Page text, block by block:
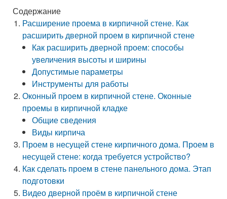
Содержание
Расширение проема в кирпичной стене. Как
расширить дверной проем в кирпичной стене
Как расширить дверной проем: способы
увеличения высоты и ширины
Допустимые параметры
Инструменты для работы
Оконный проем в кирпичной стене. Оконные
проемы в кирпичной кладке
Общие сведения
Виды кирпича
Проем в несущей стене кирпичного дома. Проем в
несущей стене: когда требуется устройство?
Как сделать проем в стене панельного дома. Этап
подготовки
Видео дверной проём в кирпичной стене